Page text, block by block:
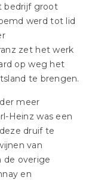
bedrijf groot
werd tot lid
zet het werk
op weg het
te brengen.
meer
Heinz was een
druif te
van
de overige
en